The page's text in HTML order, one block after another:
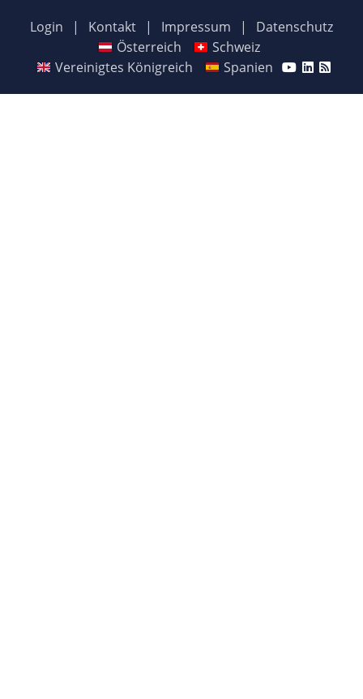
Login | Kontakt | Impressum |
Datenschutz
Österreich
Schweiz
Vereinigtes Königreich
Spanien